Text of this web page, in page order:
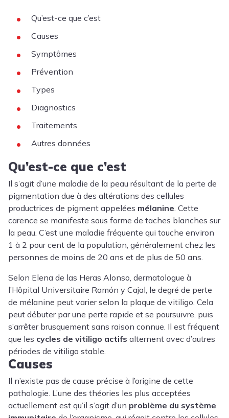
Qu’est-ce que c’est
Causes
Symptômes
Prévention
Types
Diagnostics
Traitements
Autres données
Qu’est-ce que c’est
Il s’agit d’une maladie de la peau résultant de la perte de
pigmentation due à des altérations des cellules
productrices de pigment appelées mélanine. Cette
carence se manifeste sous forme de taches blanches sur
la peau. C’est une maladie fréquente qui touche environ
1 à 2 pour cent de la population, généralement chez les
personnes de moins de 20 ans et de plus de 50 ans.
Selon Elena de las Heras Alonso, dermatologue à
l’Hôpital Universitaire Ramón y Cajal, le degré de perte
de mélanine peut varier selon la plaque de vitiligo. Cela
peut débuter par une perte rapide et se poursuivre, puis
s’arrêter brusquement sans raison connue. Il est fréquent
que les cycles de vitiligo actifs alternent avec d’autres
périodes de vitiligo stable.
Causes
Il n’existe pas de cause précise à l’origine de cette
pathologie. L’une des théories les plus acceptées
actuellement est qu’il s’agit d’un problème du système